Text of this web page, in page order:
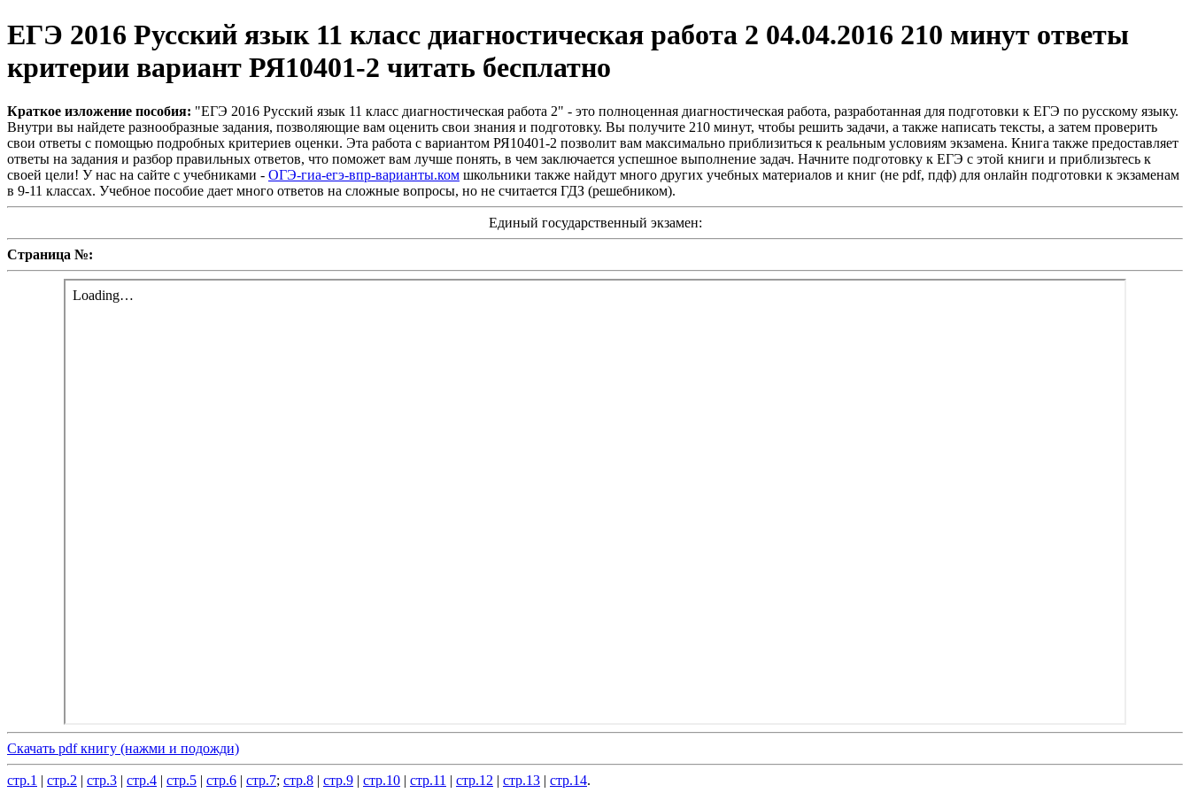
ЕГЭ 2016 Русский язык 11 класс диагностическая работа 2 04.04.2016 210 минут ответы
критерии вариант РЯ10401-2 читать бесплатно
Краткое изложение пособия: "ЕГЭ 2016 Русский язык 11 класс диагностическая работа 2" - это полноценная диагностическая работа, разработанная для подготовки к ЕГЭ по русскому языку.
Внутри вы найдете разнообразные задания, позволяющие вам оценить свои знания и подготовку. Вы получите 210 минут, чтобы решить задачи, а также написать тексты, а затем проверить
свои ответы с помощью подробных критериев оценки. Эта работа с вариантом РЯ10401-2 позволит вам максимально приблизиться к реальным условиям экзамена. Книга также предоставляет
ответы на задания и разбор правильных ответов, что поможет вам лучше понять, в чем заключается успешное выполнение задач. Начните подготовку к ЕГЭ с этой книги и приблизьтесь к
своей цели! У нас на сайте с учебниками - ОГЭ-гиа-егэ-впр-варианты.ком школьники также найдут много других учебных материалов и книг (не pdf, пдф) для онлайн подготовки к экзаменам
в 9-11 классах. Учебное пособие дает много ответов на сложные вопросы, но не считается ГДЗ (решебником).
Единый государственный экзамен:
Страница №:
Скачать pdf книгу (нажми и подожди)
стр.1 | стр.2 | стр.3 | стр.4 | стр.5 | стр.6 | стр.7; стр.8 | стр.9 | стр.10 | стр.11 | стр.12 | стр.13 | стр.14.